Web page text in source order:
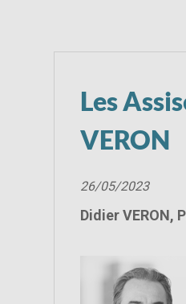
Les
VERON
26/05/2023
Didier VERON,